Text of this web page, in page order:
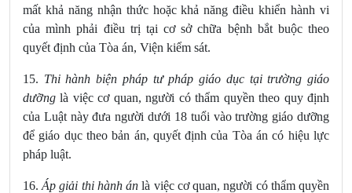
mất khả năng nhận thức hoặc khả năng điều khiển hành vi
của mình phải điều trị tại cơ sở chữa bệnh bắt buộc theo
quyết định của Tòa án, Viện kiểm sát.
15. Thi hành biện pháp tư pháp giáo dục tại trường giáo
dưỡng là việc cơ quan, người có thẩm quyền theo quy định
của Luật này đưa người dưới 18 tuổi vào trường giáo dưỡng
để giáo dục theo bản án, quyết định của Tòa án có hiệu lực
pháp luật.
16.Áp giải thi hành ánlà việc cơ quan, người có thẩm quyền